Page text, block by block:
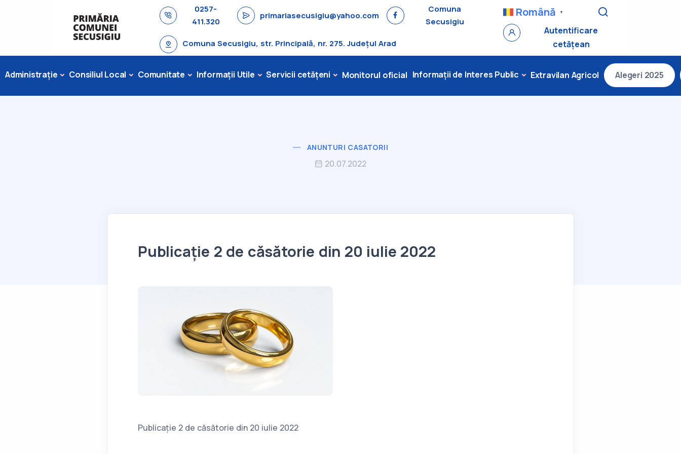
0257-
411.320
primariasecusigiu@yahoo.com
Comuna
Secusigiu
Comuna Secusigiu, str. Principală, nr. 275. Județul Arad
Română ▼
Autentificare
cetățean
Administrație Consiliul Local Comunitate Informații Utile Servicii cetățeni Monitorul oficial Informații de Interes Public Extravilan Agricol Alegeri 2025
ANUNTURI CASATORII
20.07.2022
Publicație 2 de căsătorie din 20 iulie 2022
Publicație 2 de căsătorie din 20 iulie 2022